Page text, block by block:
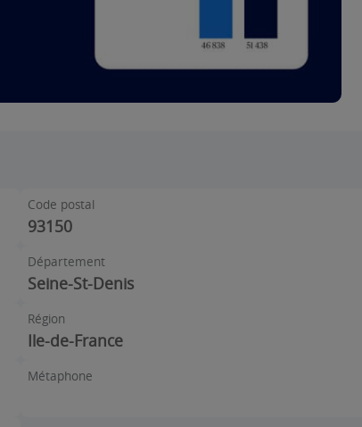
Code postal
93150
Département
Seine-St-Denis
Région
Ile-de-France
Métaphone